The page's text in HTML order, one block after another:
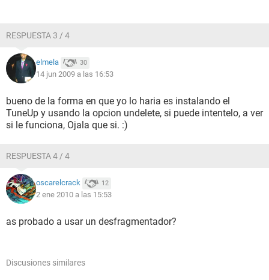
RESPUESTA 3 / 4
elmela 30
14 jun 2009 a las 16:53
bueno de la forma en que yo lo haria es instalando el
TuneUp y usando la opcion undelete, si puede intentelo, a ver
si le funciona, Ojala que si. :)
RESPUESTA 4 / 4
oscarelcrack 12
2 ene 2010 a las 15:53
as probado a usar un desfragmentador?
Discusiones similares